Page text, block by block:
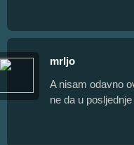
mrljo
A nisam odavno
ne da u